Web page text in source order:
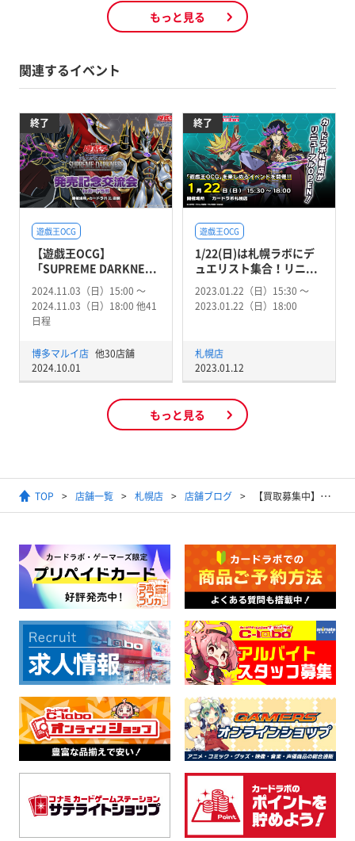
もっと見る
関連するイベント
終了
遊戯王OCG
【遊戯王OCG】
「SUPREME DARKNE...
2024.11.03（日）15:00 〜
2024.11.03（日）18:00 他41
日程
博多マルイ店 他30店舗
2024.10.01
終了
遊戯王OCG
1/22(日)は札幌ラボにデ
ュエリスト集合！リニ...
2023.01.22（日）15:30 〜
2023.01.22（日）18:00
札幌店
2023.01.12
もっと見る
TOP 店舗一覧 札幌店 店舗ブログ 【買取募集中】遊戯王 買取リスト 6/4